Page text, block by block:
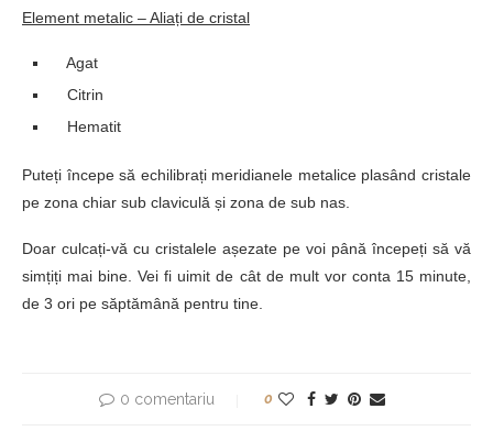
Element metalic – Aliați de cristal
Agat
Citrin
Hematit
Puteți începe să echilibrați meridianele metalice plasând cristale
pe zona chiar sub claviculă și zona de sub nas.
Doar culcați-vă cu cristalele așezate pe voi până începeți să vă
simțiți mai bine. Vei fi uimit de cât de mult vor conta 15 minute,
de 3 ori pe săptămână pentru tine.
0 comentariu 0